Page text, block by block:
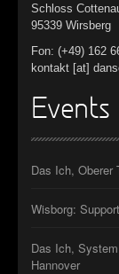
Schloss
95339 Wirsberg
Fon: (+49) 162
kontakt [at]
Events
Das Ich, Oberer
Wisborg:
Das Ich,
Hannover